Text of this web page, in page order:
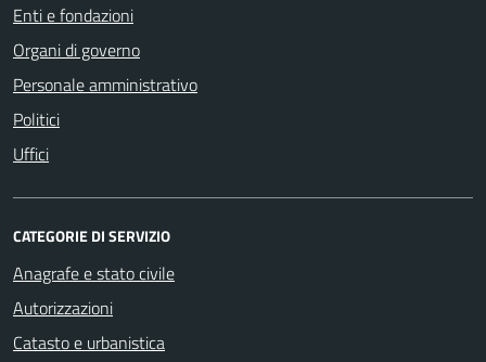
Enti e fondazioni
Organi di governo
Personale amministrativo
Politici
Uffici
CATEGORIE DI SERVIZIO
Anagrafe e stato civile
Autorizzazioni
Catasto e urbanistica